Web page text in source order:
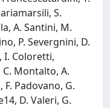
S.
A. Santini, M.
P. Severgnini, D.
I. Coloretti,
Montalto, A.
Padovano, G.
D. Valeri, G.